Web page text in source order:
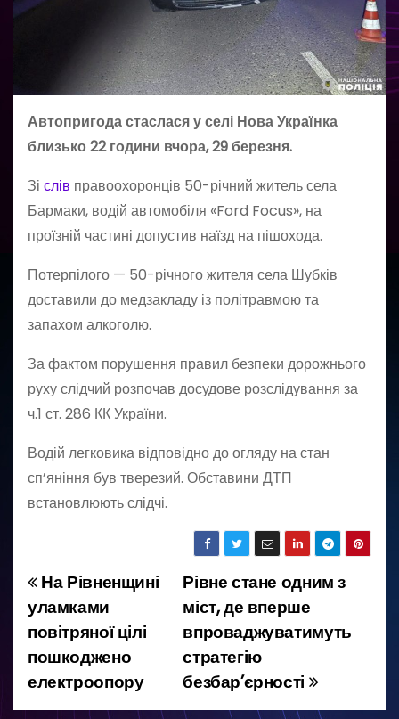
Автопригода стаслася у селі Нова Українка
близько 22 години вчора, 29 березня.
Зі слів правоохоронців 50-річний житель села
Бармаки, водій автомобіля «Ford Focus», на
проїзній частині допустив наїзд на пішохода.
Потерпілого — 50-річного жителя села Шубків
доставили до медзакладу із політравмою та
запахом алкоголю.
За фактом порушення правил безпеки дорожнього
руху слідчий розпочав досудове розслідування за
ч.1 ст. 286 КК України.
Водій легковика відповідно до огляду на стан
сп’яніння був тверезий. Обставини ДТП
встановлюють слідчі.
Н
а
в
і
Рівне стане одним з
міст, де вперше
впроваджуватимуть
стратегію
безбар’єрності
На Рівненщині
уламками
повітряної цілі
пошкоджено
електроопору